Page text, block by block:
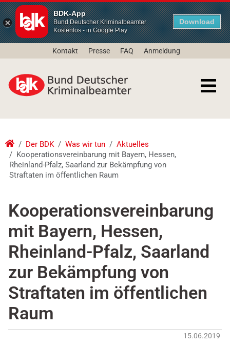
BDK-App
Bund Deutscher Kriminalbeamter
Kostenlos - in Google Play
Download
Kontakt Presse FAQ Anmeldung
Der BDK Was wir tun
Aktuelles
Kooperationsvereinbarung mit Bayern, Hessen,
Rheinland-Pfalz, Saarland zur Bekämpfung von
Straftaten im öffentlichen Raum
Kooperationsvereinbarung
mit Bayern, Hessen,
Rheinland-Pfalz, Saarland
zur Bekämpfung von
Straftaten im öffentlichen
Raum
15.06.2019